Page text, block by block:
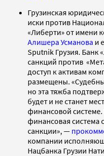
Грузинская
иски против
«Либерти» от имени
Алишера Усманова и
Sputnik Грузия. Банк
санкций против
доступ к активам
размещены.
но эта тяжба
будет и не станет
финансовой
финансовая
санкции», —
компании
Нацбанка Грузии